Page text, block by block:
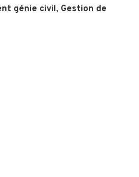
génie civil, Gestion de